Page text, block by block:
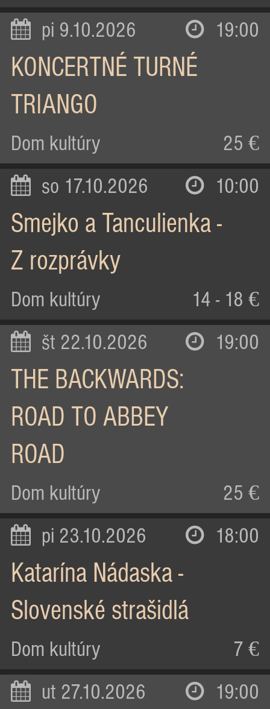
pi 9.10.2026 19:00
KONCERTNÉ TURNÉ
TRIANGO
Dom kultúry 25 €
so 17.10.2026 10:00
Smejko a Tanculienka -
Z rozprávky
Dom kultúry 14 - 18 €
št 22.10.2026 19:00
THE BACKWARDS:
ROAD TO ABBEY
ROAD
Dom kultúry 25 €
pi 23.10.2026 18:00
Katarína Nádaska -
Slovenské strašidlá
Dom kultúry 7 €
ut 27.10.2026 19:00